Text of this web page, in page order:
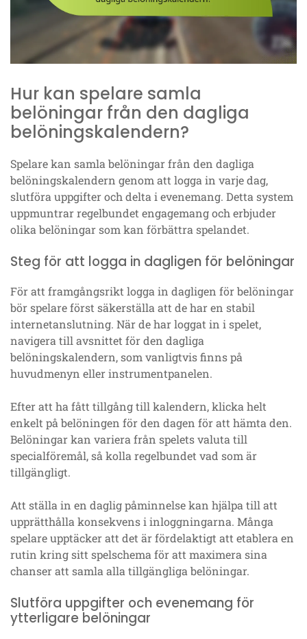
Hur kan spelare samla
belöningar från den dagliga
belöningskalendern?
Spelare kan samla belöningar från den dagliga
belöningskalendern genom att logga in varje dag,
slutföra uppgifter och delta i evenemang. Detta system
uppmuntrar regelbundet engagemang och erbjuder
olika belöningar som kan förbättra spelandet.
Steg för att logga in dagligen för belöningar
För att framgångsrikt logga in dagligen för belöningar
bör spelare först säkerställa att de har en stabil
internetanslutning. När de har loggat in i spelet,
navigera till avsnittet för den dagliga
belöningskalendern, som vanligtvis finns på
huvudmenyn eller instrumentpanelen.
Efter att ha fått tillgång till kalendern, klicka helt
enkelt på belöningen för den dagen för att hämta den.
Belöningar kan variera från spelets valuta till
specialföremål, så kolla regelbundet vad som är
tillgängligt.
Att ställa in en daglig påminnelse kan hjälpa till att
upprätthålla konsekvens i inloggningarna. Många
spelare upptäcker att det är fördelaktigt att etablera en
rutin kring sitt spelschema för att maximera sina
chanser att samla alla tillgängliga belöningar.
Slutföra uppgifter och evenemang för
ytterligare belöningar